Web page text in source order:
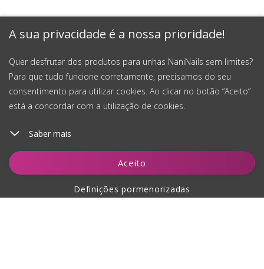
A sua privacidade é a nossa prioridade!
Quer desfrutar dos produtos para unhas NaniNails sem limites?
Para que tudo funcione corretamente, precisamos do seu
consentimento para utilizar cookies. Ao clicar no botão “Aceito”
está a concordar com a utilização de cookies.
Saber mais
Aceito
Definições pormenorizadas
Adicionar ao carrinho